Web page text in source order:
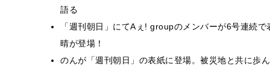
語る
「週刊朝日」にてAぇ! groupのメンバーが6号連続
晴が登場！
のんが「週刊朝日」の表紙に登場。被災地と共に歩